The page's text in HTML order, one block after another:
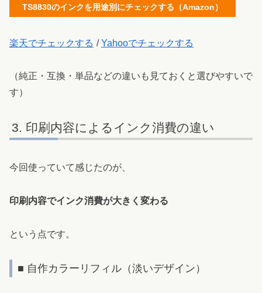
TS8830のインクを用途別にチェックする（Amazon）
楽天でチェックする /Yahooでチェックする
（純正・互換・単品などの違いも見ておくと選びやすいで
す）
印刷内容によるインク消費の違い
今回使っていて感じたのが、
印刷内容でインク消費が大きく変わる
という点です。
■ 自作カラーリフィル（淡いデザイン）